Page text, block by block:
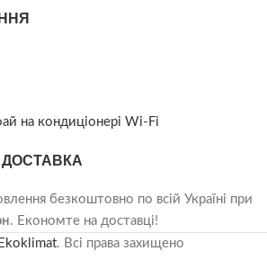
на кондиціонері Wi-Fi
безкоштовно по всій Україні при
. Економте на доставці!
Ekoklimat. Всі права захищено